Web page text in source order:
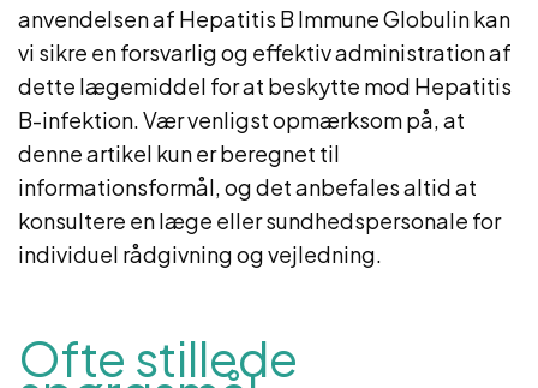
anvendelsen af Hepatitis B Immune Globulin kan
vi sikre en forsvarlig og effektiv administration af
dette lægemiddel for at beskytte mod Hepatitis
B-infektion. Vær venligst opmærksom på, at
denne artikel kun er beregnet til
informationsformål, og det anbefales altid at
konsultere en læge eller sundhedspersonale for
individuel rådgivning og vejledning.
Ofte stillede